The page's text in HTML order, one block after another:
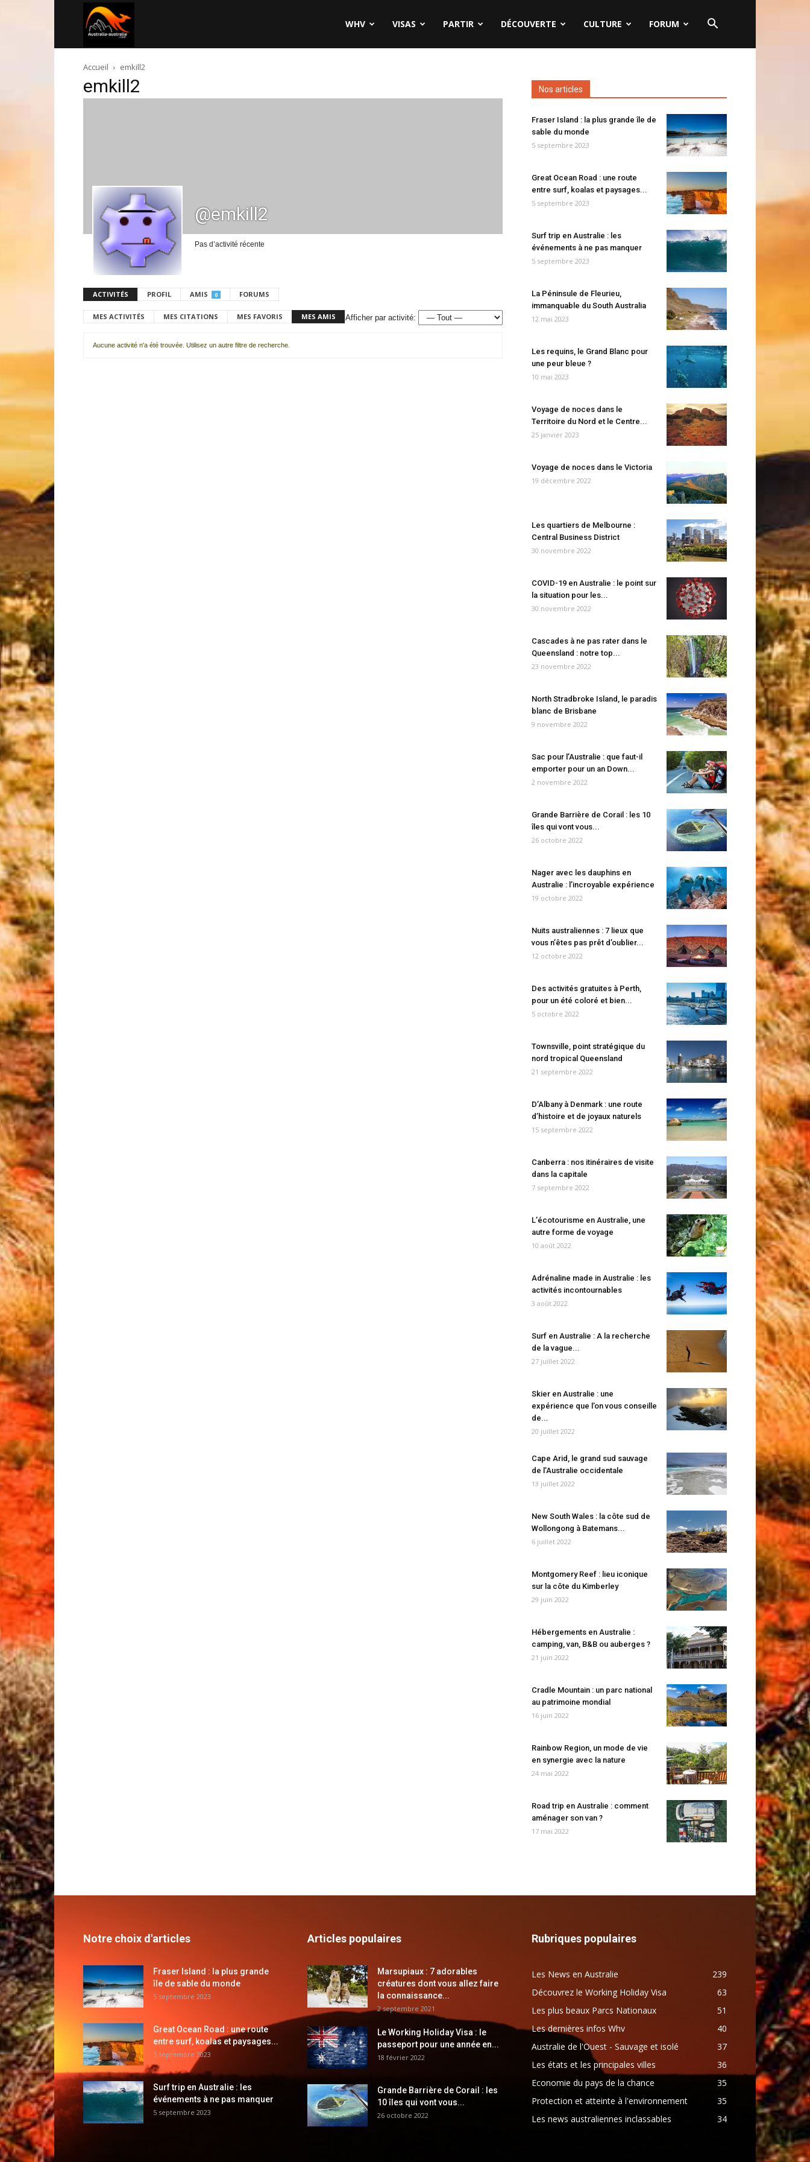
australie.com
WHV VISAS PARTIR DÉCOUVERTE CULTURE FORUM
Accueil emkill2
emkill2
@emkill2
Pas d’activité récente
ACTIVITÉS PROFIL AMIS 0 FORUMS
MES ACTIVITÉS MES CITATIONS MES FAVORIS MES AMIS Afficher par activité:
Aucune activité n'a été trouvée. Utilisez un autre filtre de recherche.
Nos articles
Fraser Island : la plus grande île de
sable du monde
5 septembre 2023
Great Ocean Road : une route
entre surf, koalas et paysages...
5 septembre 2023
Surf trip en Australie : les
événements à ne pas manquer
5 septembre 2023
La Péninsule de Fleurieu,
immanquable du South Australia
12 mai 2023
Les requins, le Grand Blanc pour
une peur bleue ?
10 mai 2023
Voyage de noces dans le
Territoire du Nord et le Centre...
25 janvier 2023
Voyage de noces dans le Victoria
19 décembre 2022
Les quartiers de Melbourne :
Central Business District
30 novembre 2022
COVID-19 en Australie : le point sur
la situation pour les...
30 novembre 2022
Cascades à ne pas rater dans le
Queensland : notre top...
23 novembre 2022
North Stradbroke Island, le paradis
blanc de Brisbane
9 novembre 2022
Sac pour l’Australie : que faut-il
emporter pour un an Down...
2 novembre 2022
Grande Barrière de Corail : les 10
îles qui vont vous...
26 octobre 2022
Nager avec les dauphins en
Australie : l’incroyable expérience
19 octobre 2022
Nuits australiennes : 7 lieux que
vous n’êtes pas prêt d’oublier...
12 octobre 2022
Des activités gratuites à Perth,
pour un été coloré et bien...
5 octobre 2022
Townsville, point stratégique du
nord tropical Queensland
21 septembre 2022
D’Albany à Denmark : une route
d’histoire et de joyaux naturels
15 septembre 2022
Canberra : nos itinéraires de visite
dans la capitale
7 septembre 2022
L’écotourisme en Australie, une
autre forme de voyage
10 août 2022
Adrénaline made in Australie : les
activités incontournables
3 août 2022
Surf en Australie : A la recherche
de la vague...
27 juillet 2022
Skier en Australie : une
expérience que l’on vous conseille
de...
20 juillet 2022
Cape Arid, le grand sud sauvage
de l’Australie occidentale
13 juillet 2022
New South Wales : la côte sud de
Wollongong à Batemans...
6 juillet 2022
Montgomery Reef : lieu iconique
sur la côte du Kimberley
29 juin 2022
Hébergements en Australie :
camping, van, B&B ou auberges ?
21 juin 2022
Cradle Mountain : un parc national
au patrimoine mondial
16 juin 2022
Rainbow Region, un mode de vie
en synergie avec la nature
24 mai 2022
Road trip en Australie : comment
aménager son van ?
17 mai 2022
Notre choix d'articles
Fraser Island : la plus grande
île de sable du monde
5 septembre 2023
Great Ocean Road : une route
entre surf, koalas et paysages...
5 septembre 2023
Surf trip en Australie : les
événements à ne pas manquer
5 septembre 2023
Articles populaires
Marsupiaux : 7 adorables
créatures dont vous allez faire
la connaissance...
2 septembre 2021
Le Working Holiday Visa : le
passeport pour une année en...
18 février 2022
Grande Barrière de Corail : les
10 îles qui vont vous...
26 octobre 2022
Rubriques populaires
Les News en Australie
239
Découvrez le Working Holiday Visa
63
Les plus beaux Parcs Nationaux
51
Les dernières infos Whv
40
Australie de l'Ouest - Sauvage et isolé
37
Les états et les principales villes
36
Economie du pays de la chance
35
Protection et atteinte à l'environnement
35
Les news australiennes inclassables
34